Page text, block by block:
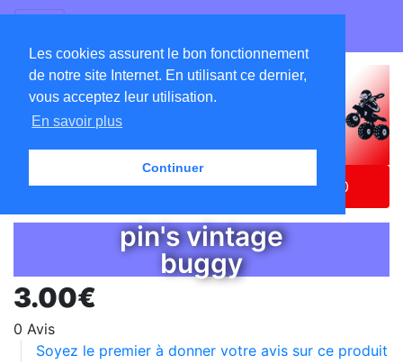
Les cookies assurent le bon fonctionnement
de notre site Internet. En utilisant ce dernier,
vous acceptez leur utilisation.
En savoir plus
Continuer
Accueil
Catalogue Produits Dérivés PINS-010
pin's vintage
buggy
3.00€
0 Avis
Soyez le premier à donner votre avis sur ce produit